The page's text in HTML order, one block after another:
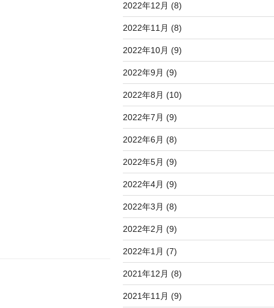
2022年12月 (8)
2022年11月 (8)
2022年10月 (9)
2022年9月 (9)
2022年8月 (10)
2022年7月 (9)
2022年6月 (8)
2022年5月 (9)
2022年4月 (9)
2022年3月 (8)
2022年2月 (9)
2022年1月 (7)
2021年12月 (8)
2021年11月 (9)